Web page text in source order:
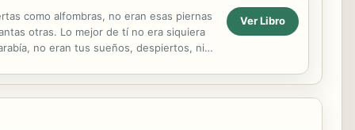
como alfombras, no eran esas piernas
otras. Lo mejor de tí no era siquiera
no eran tus sueños, despiertos, ni
Ver Libro